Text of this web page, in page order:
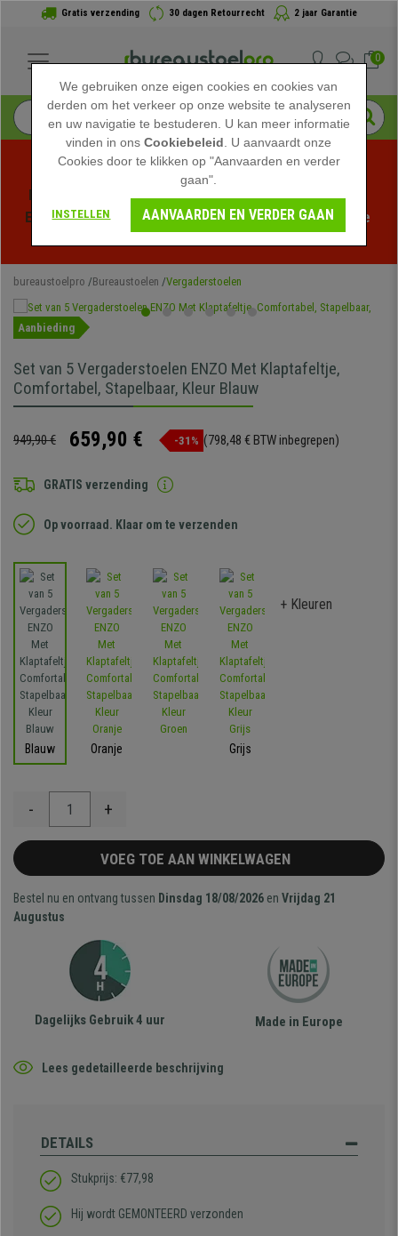
Gratis verzending 30 dagen Retourrecht 2 jaar Garantie
0
Profiteer van de Zomeruitverkoop bij bureaustoelpro!
Exclusieve kortingen voor een beperkte tijd - Bekijk de
bureaustoelpro Bureaustoelen Vergaderstoelen
Aanbieding
Set van 5 Vergaderstoelen ENZO Met Klaptafeltje,
Comfortabel, Stapelbaar, Kleur Blauw
949,90 € 659,90 € -31% (798,48 € BTW inbegrepen)
GRATIS verzending
Op voorraad. Klaar om te verzenden
Blauw Oranje Grijs
+ Kleuren
- +
VOEG TOE AAN WINKELWAGEN
Bestel nu en ontvang tussen Dinsdag 18/08/2026 en Vrijdag 21
Augustus
Dagelijks Gebruik 4 uur Made in Europe
Lees gedetailleerde beschrijving
DETAILS
Stukprijs: €77,98
Hij wordt GEMONTEERD verzonden
We gebruiken onze eigen cookies en cookies van
derden om het verkeer op onze website te analyseren
en uw navigatie te bestuderen. U kan meer informatie
vinden in onsCookiebeleid . U aanvaardt onze
Cookies door te klikken op "Aanvaarden en verder
gaan".
INSTELLEN AANVAARDEN EN VERDER GAAN